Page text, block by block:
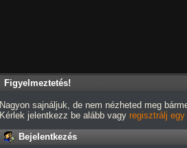
Figyelmeztetés!
Nagyon sajnáljuk, de nem nézheted meg
Kérlek jelentkezz be alább vagy regisztrálj
Bejelentkezés